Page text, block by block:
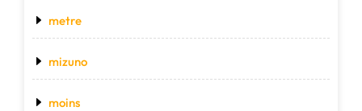
metre
mizuno
moins